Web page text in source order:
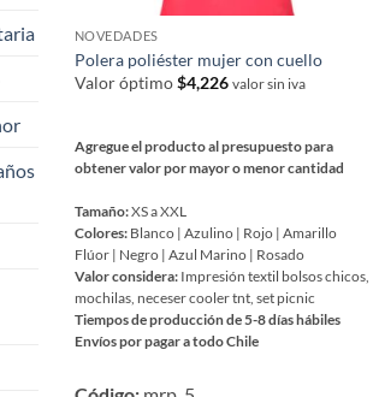
de
producto
NOVEDADES
Polera poliéster mujer con cuello
Valor óptimo$4,226 valor sin iva
Agregue el producto al presupuesto para
obtener valor por mayor o menor cantidad
Tamaño:XS a XXL
Colores: Blanco | Azulino | Rojo | Amarillo
Flúor | Negro | Azul Marino | Rosado
Valor considera: Impresión textil bolsos chicos,
mochilas, neceser cooler tnt, set picnic
Tiempos de producción de 5-8 días hábiles
Envíos por pagar a todo Chile